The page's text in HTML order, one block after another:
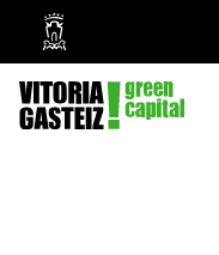
Ayuntamiento
Vitoria-
Gasteiz